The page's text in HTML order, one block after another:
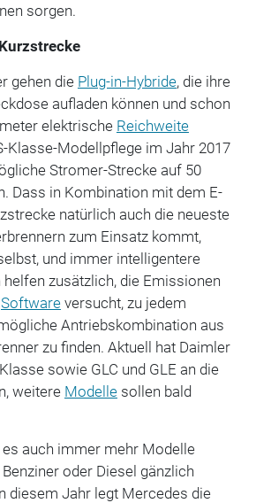
sorgen.
gehen die Plug-in-Hybride, die ihre
aufladen können und schon
elektrische Reichweite
Klasse-Modellpflege im Jahr 2017
Stromer-Strecke auf 50
Dass in Kombination mit dem E-
natürlich auch die neueste
zum Einsatz kommt,
und immer intelligentere
zusätzlich, die Emissionen
Softwareversucht, zu jedem
Antriebskombination aus
zu finden. Aktuell hat Daimler
sowie GLC und GLE an die
weitere Modellesollen bald
auch immer mehr Modelle
oder Diesel gänzlich
diesem Jahr legt Mercedes die